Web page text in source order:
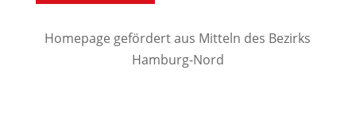
Homepage gefördert aus Mitteln des Bezirks
Hamburg-Nord